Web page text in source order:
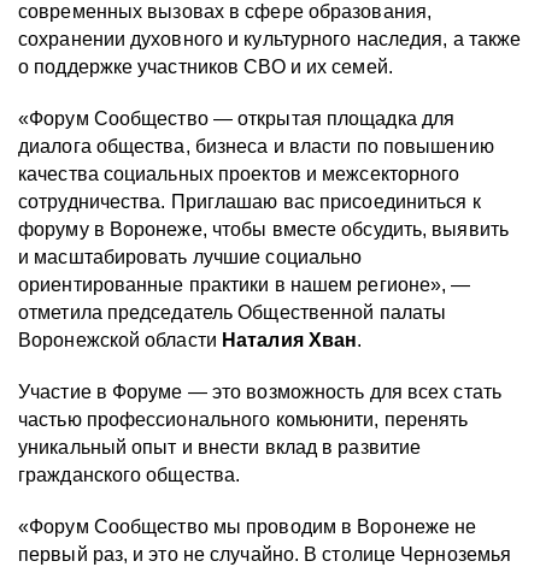
современных вызовах в сфере образования,
сохранении духовного и культурного наследия, а также
о поддержке участников СВО и их семей.
«Форум Сообщество — открытая площадка для
диалога общества, бизнеса и власти по повышению
качества социальных проектов и межсекторного
сотрудничества. Приглашаю вас присоединиться к
форуму в Воронеже, чтобы вместе обсудить, выявить
и масштабировать лучшие социально
ориентированные практики в нашем регионе», —
отметила председатель Общественной палаты
Воронежской области Наталия Хван.
Участие в Форуме — это возможность для всех стать
частью профессионального комьюнити, перенять
уникальный опыт и внести вклад в развитие
гражданского общества.
«Форум Сообщество мы проводим в Воронеже не
первый раз, и это не случайно. В столице Черноземья